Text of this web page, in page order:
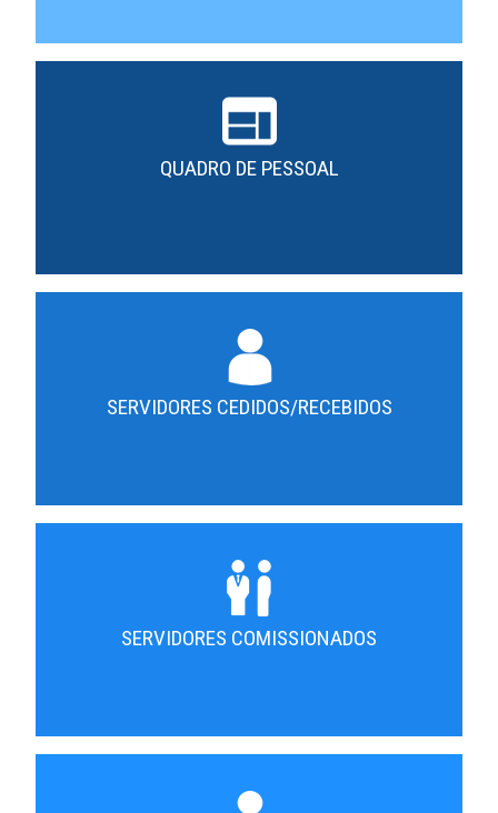
QUADRO DE PESSOAL
SERVIDORES CEDIDOS/RECEBIDOS
SERVIDORES COMISSIONADOS